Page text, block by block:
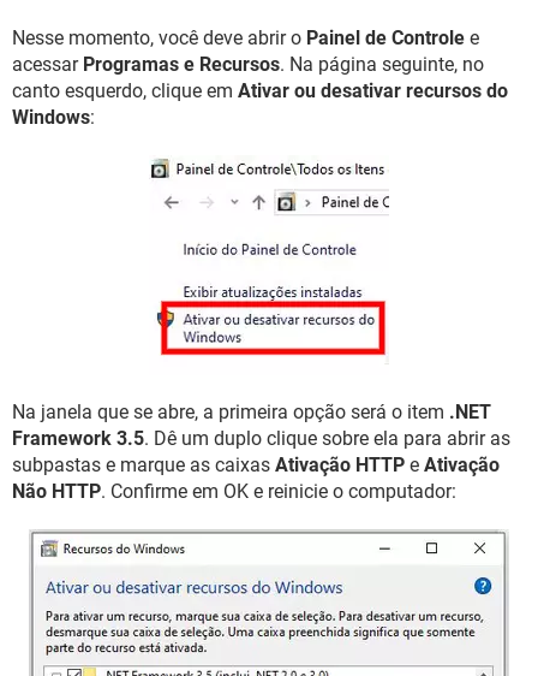
Nesse momento, você deve abrir o Painel de Controle e
acessar Programas e Recursos. Na página seguinte, no
canto esquerdo, clique em Ativar ou desativar recursos do
Windows:
Na janela que se abre, a primeira opção será o item .NET
Framework 3.5. Dê um duplo clique sobre ela para abrir as
subpastas e marque as caixas Ativação HTTP e Ativação
Não HTTP. Confirme em OK e reinicie o computador: